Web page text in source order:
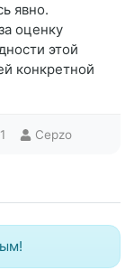
явно.
оценку
этой
конкретной
Cepzo